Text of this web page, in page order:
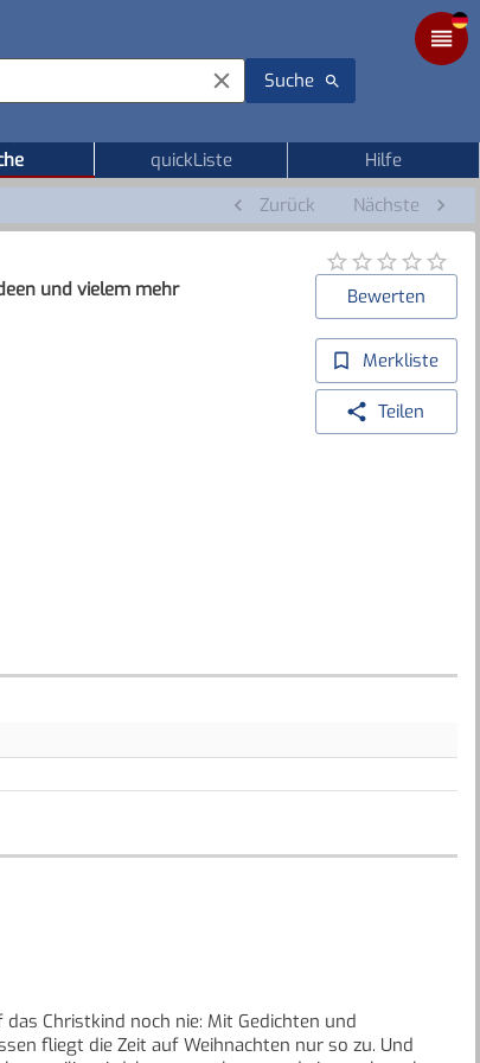
Suche
quickListe
Hilfe
Zurück Nächste
und vielem mehr
Bewerten
Merkliste
Teilen
Christkind noch nie: Mit Gedichten und
fliegt die Zeit auf Weihnachten nur so zu. Und